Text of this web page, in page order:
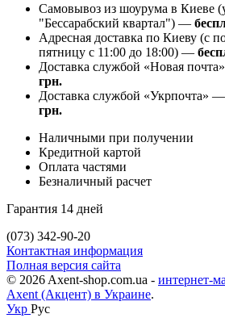
Самовывоз из шоурума в Киеве
"Бессарабский квартал") —
Адресная доставка по Киеву (с
пятницу с 11:00 до 18:00) —
Доставка службой «Новая
грн.
Доставка службой «Укрпочта» —
грн.
Наличными при получении
Кредитной картой
Оплата частями
Безналичный расчет
Гарантия 14 дней
(073) 342-90-20
Контактная информация
Полная версия сайта
© 2026 Axent-shop.com.ua - интернет-
Axent (Акцент) в Украине.
Укр Рус